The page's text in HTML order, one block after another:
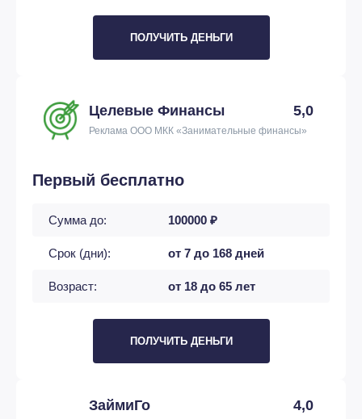
ПОЛУЧИТЬ ДЕНЬГИ
Целевые Финансы 5,0
Реклама ООО МКК «Занимательные финансы»
Первый бесплатно
Сумма до: 100000 ₽
Срок (дни): от 7 до 168 дней
Возраст: от 18 до 65 лет
ПОЛУЧИТЬ ДЕНЬГИ
ЗаймиГо 4,0